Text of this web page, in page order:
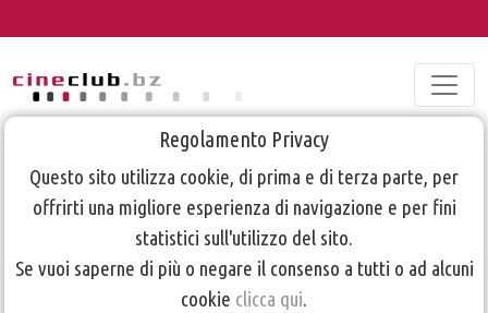
Regolamento Privacy
Questo sito utilizza cookie, di prima e di terza parte, per
offrirti una migliore esperienza di navigazione e per fini
statistici sull'utilizzo del sito.
Se vuoi saperne di più o negare il consenso a tutti o ad alcuni
cookie clicca qui.
Programma
Prima Visione
28/05/2019